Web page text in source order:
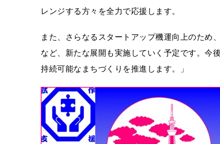
レンジする方々を全力で応援します。
また、さらなるスタートアップ機運向上のため
など、新たな展開も実施していく予定です。今
持続可能なまちづくりを推進します。」